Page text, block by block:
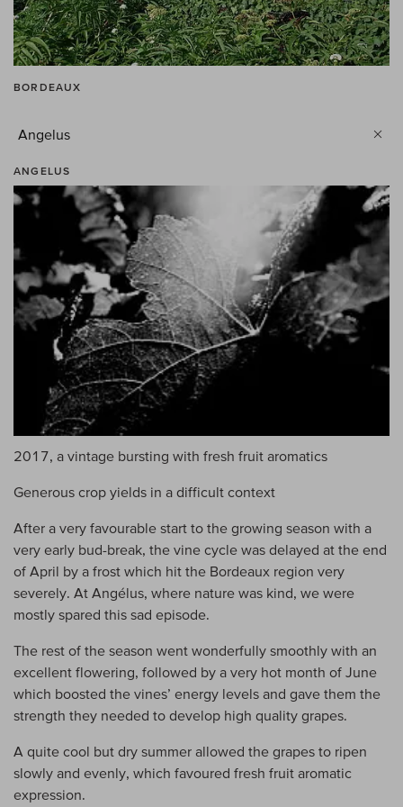
BORDEAUX
Angelus
ANGELUS
2017, a vintage bursting with fresh fruit aromatics
Generous crop yields in a difficult context
After a very favourable start to the growing season with a
very early bud-break, the vine cycle was delayed at the end
of April by a frost which hit the Bordeaux region very
severely. At Angélus, where nature was kind, we were
mostly spared this sad episode.
The rest of the season went wonderfully smoothly with an
excellent flowering, followed by a very hot month of June
which boosted the vines’ energy levels and gave them the
strength they needed to develop high quality grapes.
A quite cool but dry summer allowed the grapes to ripen
slowly and evenly, which favoured fresh fruit aromatic
expression.